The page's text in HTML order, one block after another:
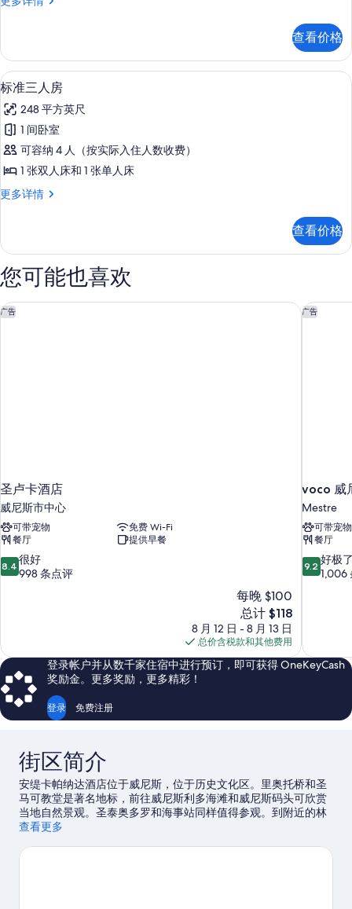
房
所
有
照
片
房
更
多
息
查看价格
显
示
标
准
三
房
所
有
照
片
18-厘米液晶电视 （配备数码频道）、
4
标准三人房
248 平方英尺
1 间卧室
可容纳 4 人（按实际入住人数收费）
1 张双人床和 1 张单人床
更多详情
标
房
更
多
信
息
查看价格
您可能也喜欢
广告
圣卢卡酒店
威尼斯市中心
可带宠物
免费 Wi-Fi
餐厅
提供早餐
8.4
分，
998
条
点
评
8.4 很好
998 条点评
每晚 $100
新
价
格
$118
总计 $118
8 月 12 日 - 8 月 13 日
总价含税款和其他费用
圣卢卡酒店 广告
voco 威
Mestre
可带宠物
餐厅
9.2
分，
了，
1,006
9.2 好极
1,006
voco 威
登录帐户并从数千家住宿中进行预订，即可获得 OneKeyCash
奖励金。更多奖励，更多精彩！
登录 免费注册
街区简介
安缇卡帕纳达酒店位于威尼斯，位于历史文化区。里奥托桥和圣
马可教堂是著名地标，前往威尼斯利多海滩和威尼斯码头可欣赏
当地自然景观。圣泰奥多罗和海事站同样值得参观。到附近的林
克斯高尔夫球场展示您的挥杆技巧，赢得俱乐部的喝彩，或者选
查看更多